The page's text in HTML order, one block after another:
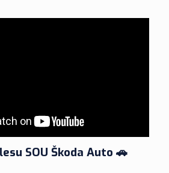
SOU Škoda Auto 🚗